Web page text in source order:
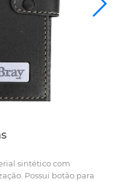
sintético com
Possui botão para